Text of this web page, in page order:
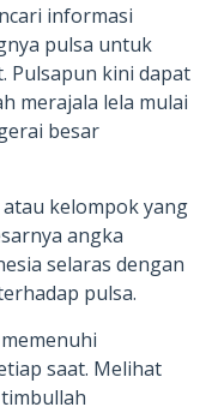
informasi
pulsa untuk
Pulsapun kini dapat
merajala lela mulai
besar
kelompok yang
angka
selaras dengan
pulsa.
saat. Melihat